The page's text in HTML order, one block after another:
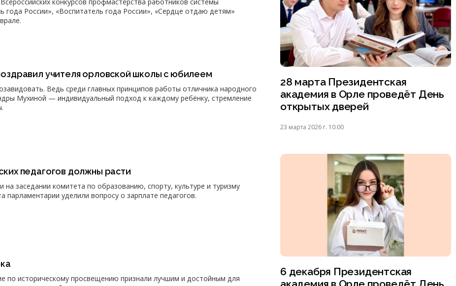
года России», «Воспитатель года России», «Сердце отдаю детям»
учителя орловской школы с юбилеем
Ведь среди главных принципов работы отличника народного
Мухиной — индивидуальный подход к каждому ребёнку, стремление
педагогов должны расти
на заседании комитета по образованию, спорту, культуре и туризму
парламентарии уделили вопросу о зарплате педагогов.
по историческому просвещению признали лучшим и достойным для
28 марта Президентская
академия в Орле проведёт День
открытых дверей
23 марта 2026 г. 10:00
6 декабря Президентская